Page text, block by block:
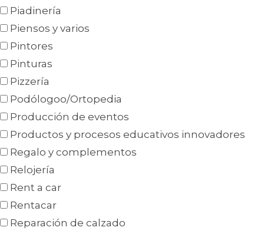
Piadinería
Piensos y varios
Pintores
Pinturas
Pizzería
Podólogoo/Ortopedia
Producción de eventos
Productos y procesos educativos innovadores
Regalo y complementos
Relojería
Rent a car
Rentacar
Reparación de calzado